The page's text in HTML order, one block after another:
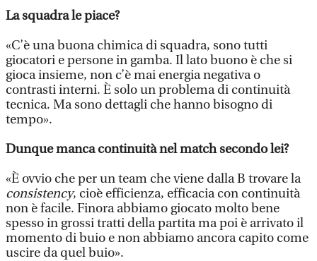
La squadra le piace?
«C’è una buona chimica di squadra, sono tutti
giocatori e persone in gamba. Il lato buono è che si
gioca insieme, non c’è mai energia negativa o
contrasti interni. È solo un problema di continuità
tecnica. Ma sono dettagli che hanno bisogno di
tempo».
Dunque manca continuità nel match secondo lei?
«È ovvio che per un team che viene dalla B trovare la
consistency, cioè efficienza, efficacia con continuità
non è facile. Finora abbiamo giocato molto bene
spesso in grossi tratti della partita ma poi è arrivato il
momento di buio e non abbiamo ancora capito come
uscire da quel buio».